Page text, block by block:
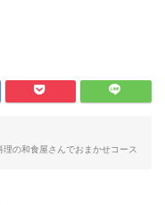
の和食屋さんでおまかせコース